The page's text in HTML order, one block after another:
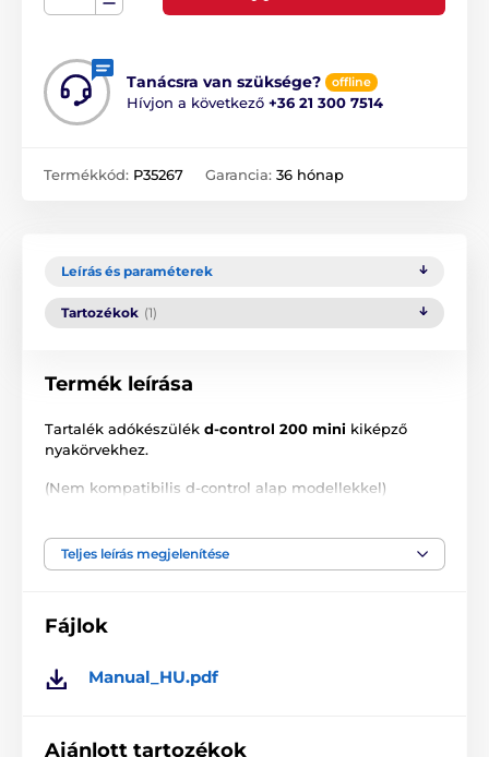
Tanácsra van szüksége? offline
Hívjon a következő +36 21 300 7514
Termékkód: P35267 Garancia: 36 hónap
Leírás és paraméterek
Tartozékok (1)
Termék leírása
Tartalék adókészülék d-control 200 mini kiképző
nyakörvekhez.
(Nem kompatibilis d-control alap modellekkel)
A termék előnyei:
Háttérvilágítású LCD kijelző
Teljes leírás megjelenítése
Fájlok
Manual_HU.pdf
Ajánlott tartozékok